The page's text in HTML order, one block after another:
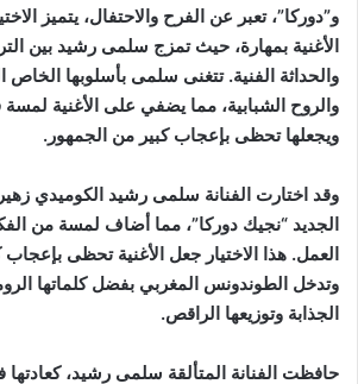
و”دوركا”، تعبر عن الفرح والاحتفال، يتميز
الأغنية بمهارة، حيث تمزج سلمى رشيد بين
والحداثة الفنية. تتغنى سلمى بأسلوبها الخاص
والروح الشبابية، مما يضفي على الأغنية لمسة
ويجعلها تحظى بإعجاب كبير من الجمهور.
وقد اختارت الفنانة سلمى رشيد الكوميدي زهير
الجديد “نجيك دوركا”، مما أضاف لمسة من
العمل. هذا الاختيار جعل الأغنية تحظى
وتدخل الطوندونس المغربي بفضل كلماتها
الجذابة وتوزيعها الراقص.
حافظت الفنانة المتألقة سلمى رشيد، كعادتها